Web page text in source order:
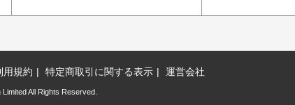
用規約 特定商取引に関する表示 運営会社
All Rights Reserved.